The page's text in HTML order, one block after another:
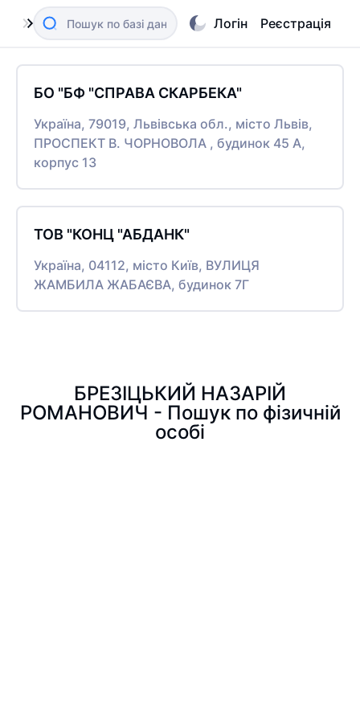
Логін Реєстрація
БО "БФ "СПРАВА СКАРБЕКА"
Україна, 79019, Львівська обл., місто Львів,
ПРОСПЕКТ В. ЧОРНОВОЛА , будинок 45 А,
корпус 13
ТОВ "КОНЦ "АБДАНК"
Україна, 04112, місто Київ, ВУЛИЦЯ
ЖАМБИЛА ЖАБАЄВА, будинок 7Г
БРЕЗІЦЬКИЙ НАЗАРІЙ
РОМАНОВИЧ - Пошук по фізичній
особі